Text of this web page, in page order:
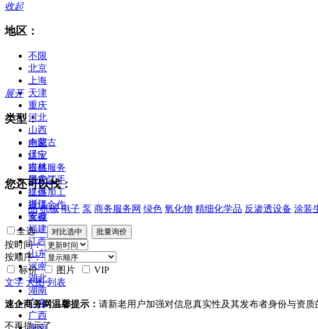
收起
地区：
不限
北京
上海
天津
重庆
河北
山西
内蒙古
辽宁
吉林
黑龙江
江苏
浙江
安徽
福建
江西
山东
河南
湖北
湖南
广东
广西
展开
类型：
全部
供应
提供服务
供应二手
提供加工
提供合作
库存
您还可以找：
品 机械 电子 泵 商务服务网 绿色 氧化物 精细化学品 反渗透设备 涂装
全选
按时间：
按顺序：
标价
图片
VIP
文字 大图 列表
速企商务网温馨提示： 请新老用户加强对信息真实性及其发布者身份与资
不再提示了